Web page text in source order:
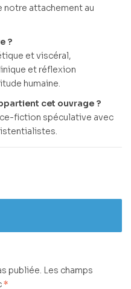
notre attachement au
?
et viscéral,
et réflexion
humaine.
cet ouvrage ?
fiction spéculative avec
publiée. Les champs
*